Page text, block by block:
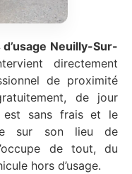
Neuilly-Sur-
directement
de proximité
de jour
est sans frais et le
sur son lieu de
de tout, du
hors d’usage.